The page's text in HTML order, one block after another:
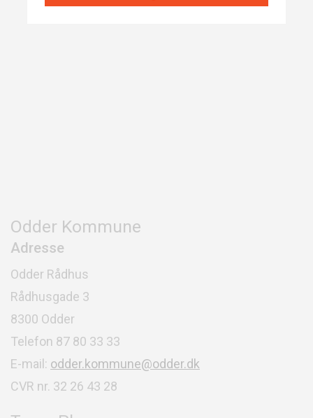
Odder Kommune
Adresse
Odder Rådhus
Rådhusgade 3
8300 Odder
Telefon 87 80 33 33
E-mail: odder.kommune@odder.dk
CVR nr. 32 26 43 28